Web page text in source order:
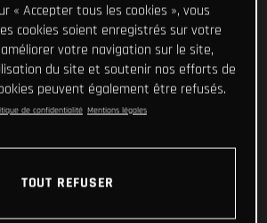
« Accepter tous les cookies », vous
cookies soient enregistrés sur votre
votre navigation sur le site,
du site et soutenir nos efforts de
peuvent également être refusés.
de confidentialité Mentions légales
TOUT REFUSER